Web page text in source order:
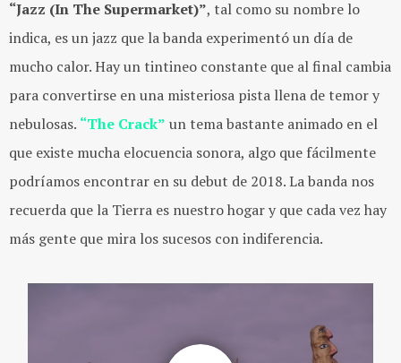
“Jazz (In The Supermarket)”, tal como su nombre lo
indica, es un jazz que la banda experimentó un día de
mucho calor. Hay un tintineo constante que al final cambia
para convertirse en una misteriosa pista llena de temor y
nebulosas. “The Crack” un tema bastante animado en el
que existe mucha elocuencia sonora, algo que fácilmente
podríamos encontrar en su debut de 2018. La banda nos
recuerda que la Tierra es nuestro hogar y que cada vez hay
más gente que mira los sucesos con indiferencia.